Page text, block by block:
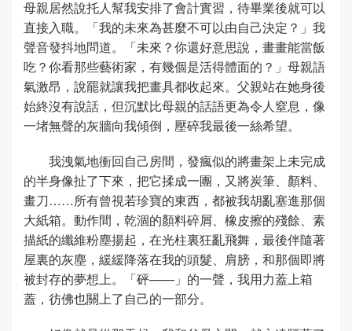
母親居然說托人幫我安排了會計實習，待畢業後就可以
直接入職。「我的未來為甚麼不可以由自己決定？」我
聲音發抖地問道。「未來？你還好意思說，畫畫能當飯
吃？你看那些藝術家，有幾個是活得體面的？」母親語
氣激昂，說罷就讓我把畫具都收起來。父親站在她身後
始終沒有說話，但沉默比母親的話語更為令人窒息，像
一堵無聲的灰牆向我傾倒，壓碎我最後一絲希望。
我洩氣地衝回自己房間，發瘋似的將畫架上未完成
的半身像扯了下來，把它揉成一團，又將炭筆、顏料、
畫刀……所有曾視若珍寶的東西，都被我胡亂塞進那個
大紙箱。動作間，乾涸的顏料碎屑、橡皮擦的殘餘、素
描紙的纖維粉塵揚起，在光柱裏狂亂飛舞，最後伴隨著
屋裏的灰塵，緩緩降落在我的頭髮、肩膀，和那個即將
被封存的夢想上。「砰——」的一聲，我用力蓋上箱
蓋，彷佛也關上了自己的一部分。